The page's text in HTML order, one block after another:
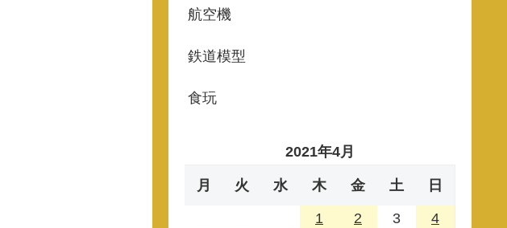
航空機
鉄道模型
食玩
2021年4月
月 火 水 木 金 土 日
1 2 3
4